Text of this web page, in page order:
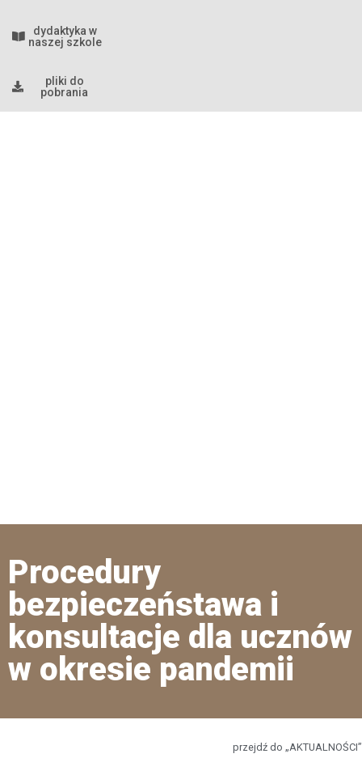
dydaktyka w
naszej szkole
pliki do
pobrania
Procedury
bezpieczeństawa i
konsultacje dla ucznów
w okresie pandemii
przejdź do „AKTUALNOŚCI”